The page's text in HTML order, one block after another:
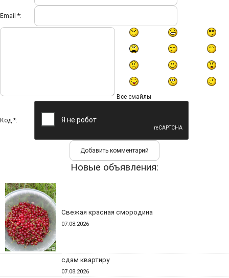
Email *:
Все смайлы
Код *:
Новые объявления:
Свежая красная смородина
07.08.2026
сдам квартиру
07.08.2026